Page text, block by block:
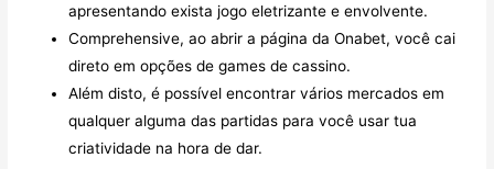
apresentando exista jogo eletrizante e envolvente.
Comprehensive, ao abrir a página da Onabet, você cai
direto em opções de games de cassino.
Além disto, é possível encontrar vários mercados em
qualquer alguma das partidas para você usar tua
criatividade na hora de dar.